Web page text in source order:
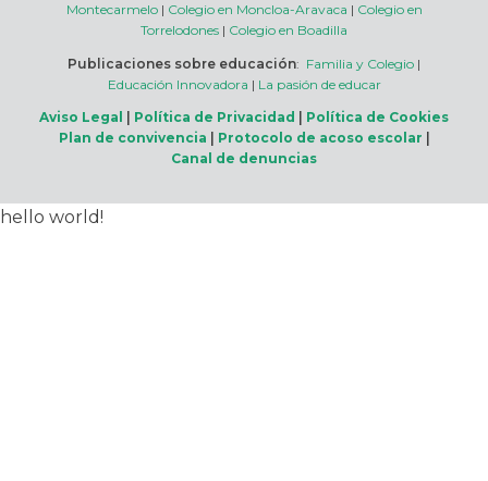
Montecarmelo| Colegio en Moncloa-Aravaca | Colegio en
Torrelodones | Colegio en Boadilla
Publicaciones sobre educación: Familia y Colegio |
Educación Innovadora | La pasión de educar
Aviso Legal
Política de Privacidad
Política de Cookies
Plan de convivencia
Protocolo de acoso escolar
Canal de denuncias
hello world!